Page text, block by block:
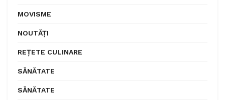
MOVISME
NOUTĂȚI
REȚETE CULINARE
SĂNĂTATE
SĂNĂTATE